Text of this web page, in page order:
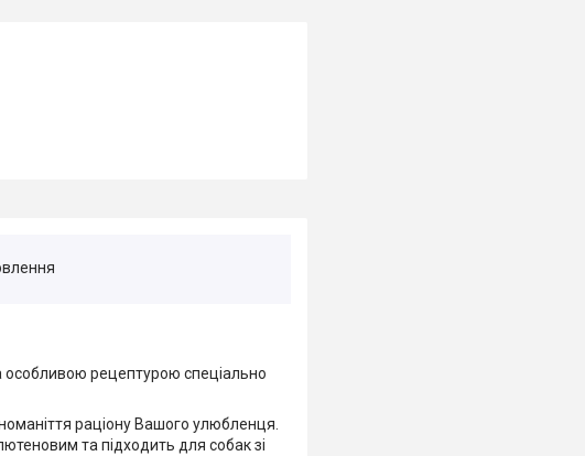
особливою рецептурою спеціально
раціону Вашого улюбленця.
та підходить для собак зі